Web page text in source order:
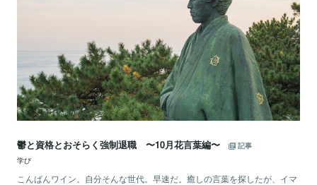
鬱と資格とおそらく強制退職 〜10月花言葉編〜
記事
学び
こんばんワイン。自分そんな世代。早速だ。癒しの言葉を探したが、イマ